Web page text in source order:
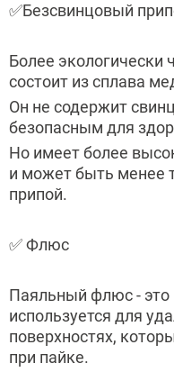
✅Безсвинцовый
Более экологически
состоит из сплава
Он не содержит
безопасным для
Но имеет более
и может быть менее
припой.
✅ Флюс
Паяльный флюс - это
используется для
поверхностях,
при пайке.